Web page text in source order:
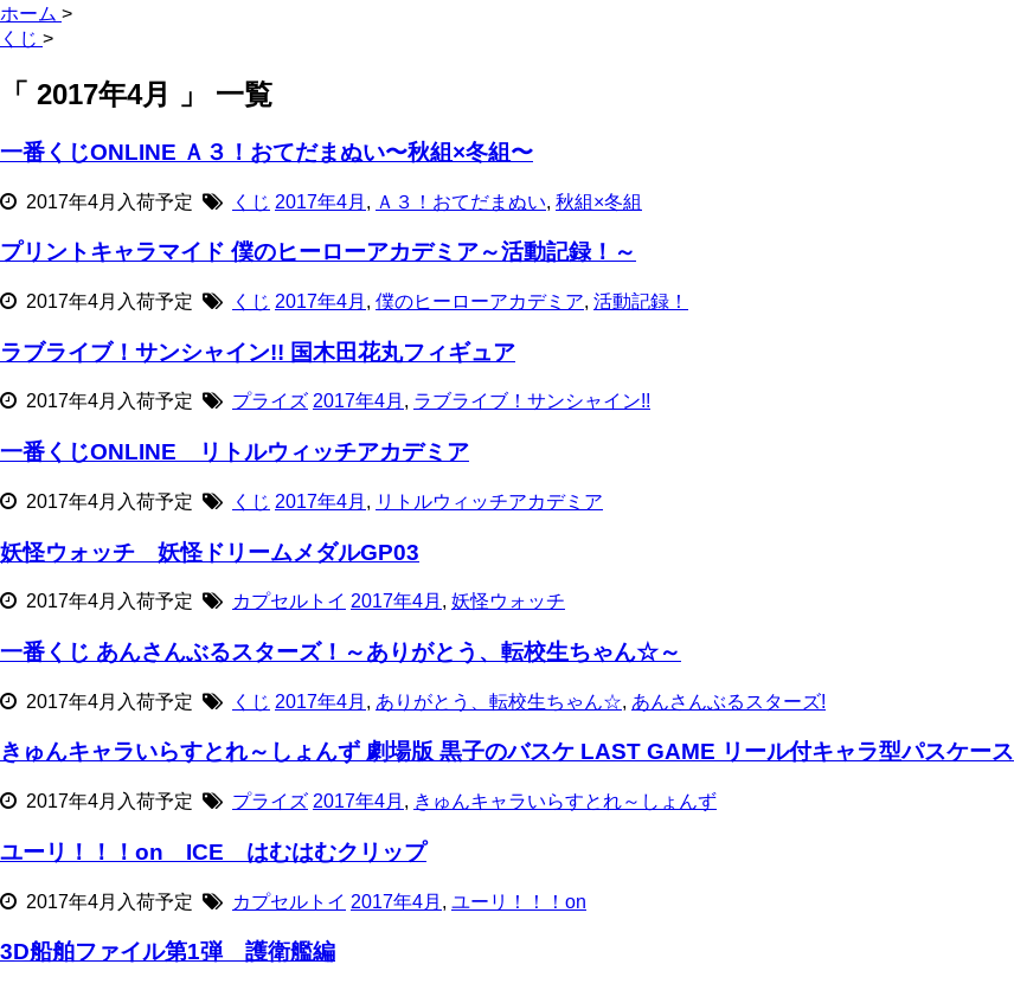
ホーム >
くじ >
「 2017年4月 」 一覧
一番くじONLINE Ａ３！おてだまぬい〜秋組×冬組〜
2017年4月入荷予定 くじ 2017年4月 , Ａ３！おてだまぬい, 秋組×冬組
プリントキャラマイド 僕のヒーローアカデミア～活動記録！～
2017年4月入荷予定 くじ 2017年4月 , 僕のヒーローアカデミア, 活動記録！
ラブライブ！サンシャイン!! 国木田花丸フィギュア
2017年4月入荷予定 プライズ 2017年4月 , ラブライブ！サンシャイン!!
一番くじONLINE リトルウィッチアカデミア
2017年4月入荷予定 くじ 2017年4月 , リトルウィッチアカデミア
妖怪ウォッチ 妖怪ドリームメダルGP03
2017年4月入荷予定 カプセルトイ 2017年4月 , 妖怪ウォッチ
一番くじ あんさんぶるスターズ！～ありがとう、転校生ちゃん☆～
2017年4月入荷予定 くじ 2017年4月 , ありがとう、転校生ちゃん☆, あんさんぶるスターズ!
きゅんキャラいらすとれ～しょんず 劇場版 黒子のバスケ LAST GAME リール付キャラ型パスケース
2017年4月入荷予定 プライズ 2017年4月 , きゅんキャラいらすとれ～しょんず
ユーリ！！！on ICE はむはむクリップ
2017年4月入荷予定 カプセルトイ 2017年4月 , ユーリ！！！on
3D船舶ファイル第1弾 護衛艦編